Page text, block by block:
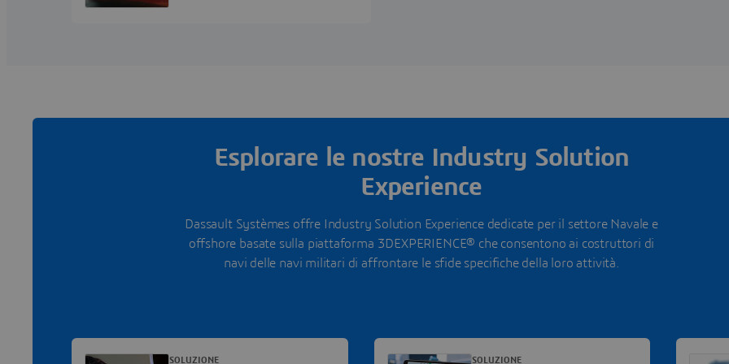
Esplorare le nostre Industry Solution
Experience
Dassault Systèmes offre Industry Solution Experience dedicate per il settore Navale e
offshore basate sulla piattaforma 3DEXPERIENCE® che consentono ai costruttori di
navi delle navi militari di affrontare le sfide specifiche della loro attività.
SOLUZIONE SOLUZIONE